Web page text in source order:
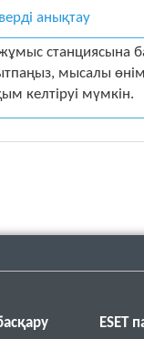
анықтау
жұмыс
мысалы
келтіруі мүмкін.
ESET